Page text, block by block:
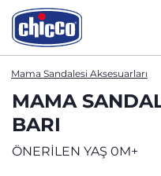
Mama Sandalesi Aksesuarları
MAMA
BARI
ÖNERİLEN YAŞ 0M+